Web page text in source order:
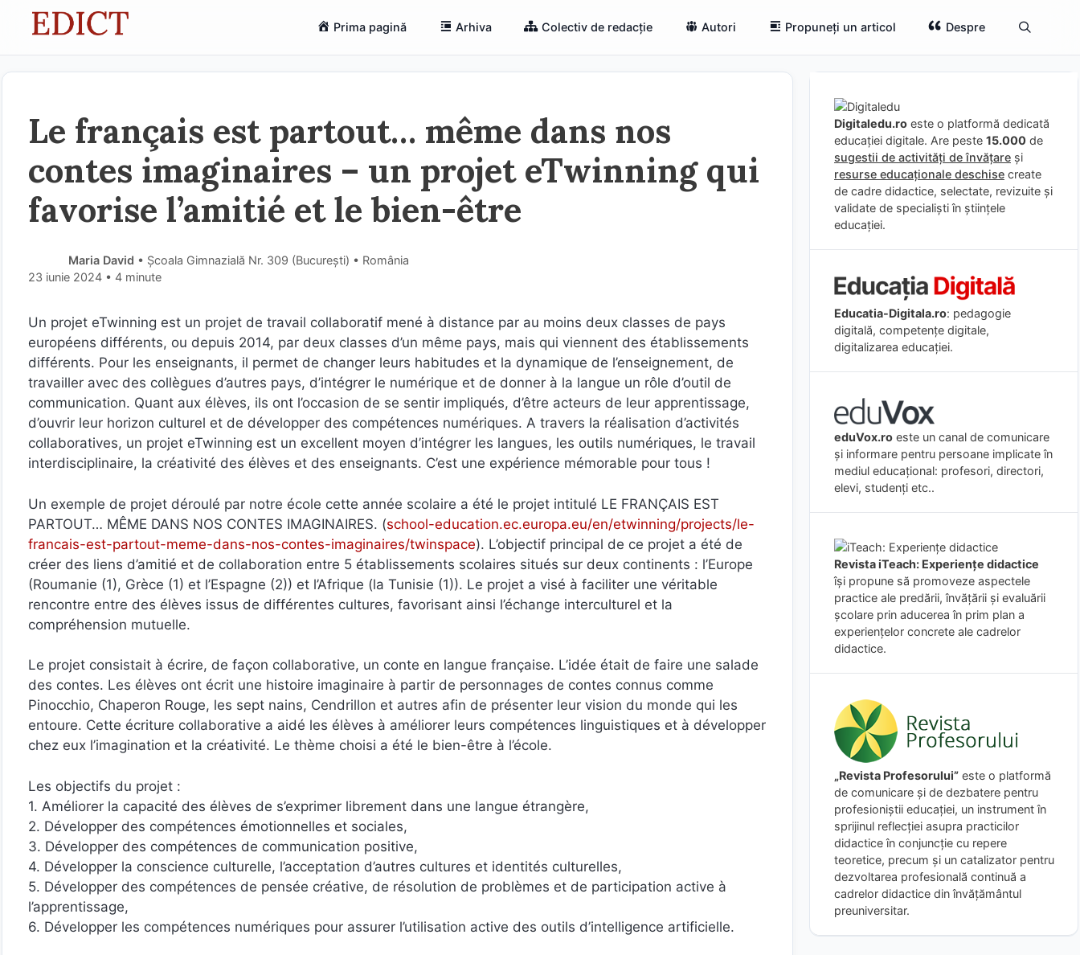
Prima pagină Arhiva Colectiv de redacție Autori Propuneți un articol Despre
Le français est partout… même dans nos
contes imaginaires – un projet eTwinning qui
favorise l’amitié et le bien-être
Maria David • Școala Gimnazială Nr. 309 (Bucureşti) • România
23 iunie 2024 • 4 minute
Un projet eTwinning est un projet de travail collaboratif mené à distance par au moins deux classes de pays
européens différents, ou depuis 2014, par deux classes d’un même pays, mais qui viennent des établissements
différents. Pour les enseignants, il permet de changer leurs habitudes et la dynamique de l’enseignement, de
travailler avec des collègues d’autres pays, d’intégrer le numérique et de donner à la langue un rôle d’outil de
communication. Quant aux élèves, ils ont l’occasion de se sentir impliqués, d’être acteurs de leur apprentissage,
d’ouvrir leur horizon culturel et de développer des compétences numériques. A travers la réalisation d’activités
collaboratives, un projet eTwinning est un excellent moyen d’intégrer les langues, les outils numériques, le travail
interdisciplinaire, la créativité des élèves et des enseignants. C’est une expérience mémorable pour tous !
Un exemple de projet déroulé par notre école cette année scolaire a été le projet intitulé LE FRANÇAIS EST
PARTOUT… MÊME DANS NOS CONTES IMAGINAIRES. (school-education.ec.europa.eu/en/etwinning/projects/le-
francais-est-partout-meme-dans-nos-contes-imaginaires/twinspace). L’objectif principal de ce projet a été de
créer des liens d’amitié et de collaboration entre 5 établissements scolaires situés sur deux continents : l’Europe
(Roumanie (1), Grèce (1) et l’Espagne (2)) et l’Afrique (la Tunisie (1)). Le projet a visé à faciliter une véritable
rencontre entre des élèves issus de différentes cultures, favorisant ainsi l’échange interculturel et la
compréhension mutuelle.
Le projet consistait à écrire, de façon collaborative, un conte en langue française. L’idée était de faire une salade
des contes. Les élèves ont écrit une histoire imaginaire à partir de personnages de contes connus comme
Pinocchio, Chaperon Rouge, les sept nains, Cendrillon et autres afin de présenter leur vision du monde qui les
entoure. Cette écriture collaborative a aidé les élèves à améliorer leurs compétences linguistiques et à développer
chez eux l’imagination et la créativité. Le thème choisi a été le bien-être à l’école.
Les objectifs du projet :
1. Améliorer la capacité des élèves de s’exprimer librement dans une langue étrangère,
2. Développer des compétences émotionnelles et sociales,
3. Développer des compétences de communication positive,
4. Développer la conscience culturelle, l’acceptation d’autres cultures et identités culturelles,
5. Développer des compétences de pensée créative, de résolution de problèmes et de participation active à
l’apprentissage,
6. Développer les compétences numériques pour assurer l’utilisation active des outils d’intelligence artificielle.
Digitaledu.ro este o platformă dedicată
educației digitale. Are peste 15.000 de
sugestii de activități de învățare și
resurse educaționale deschise create
de cadre didactice, selectate, revizuite și
validate de specialiști în științele
educației.
Educatia-Digitala.ro: pedagogie
digitală, competențe digitale,
digitalizarea educației.
eduVox.ro este un canal de comunicare
și informare pentru persoane implicate în
mediul educațional: profesori, directori,
elevi, studenți etc..
Revista iTeach: Experienţe didactice
îşi propune să promoveze aspectele
practice ale predării, învăţării şi evaluării
şcolare prin aducerea în prim plan a
experienţelor concrete ale cadrelor
didactice.
„Revista Profesorului” este o platformă
de comunicare și de dezbatere pentru
profesioniștii educației, un instrument în
sprijinul reflecției asupra practicilor
didactice în conjuncție cu repere
teoretice, precum și un catalizator pentru
dezvoltarea profesională continuă a
cadrelor didactice din învățământul
preuniversitar.